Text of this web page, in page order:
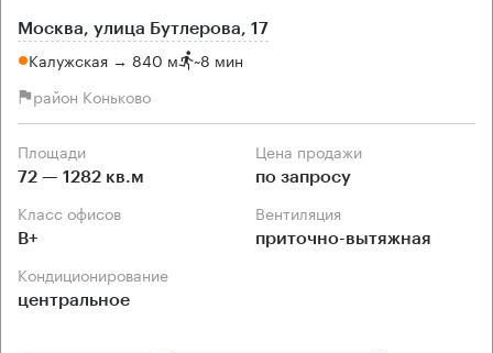
Москва, улица Бутлерова, 17
Калужская → 840 м ~8 мин
район Коньково
Площади
72 — 1282 кв.м
Цена продажи
по запросу
Класс офисов
B+
Вентиляция
приточно-вытяжная
Кондиционирование
центральное